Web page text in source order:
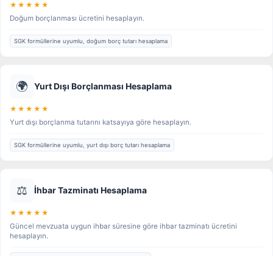
★★★★★
Doğum borçlanması ücretini hesaplayın.
SGK formüllerine uyumlu, doğum borç tutarı hesaplama
🌍 Yurt Dışı Borçlanması Hesaplama
★★★★★
Yurt dışı borçlanma tutarını katsayıya göre hesaplayın.
SGK formüllerine uyumlu, yurt dışı borç tutarı hesaplama
⚖️ İhbar Tazminatı Hesaplama
★★★★★
Güncel mevzuata uygun ihbar süresine göre ihbar tazminatı ücretini
hesaplayın.